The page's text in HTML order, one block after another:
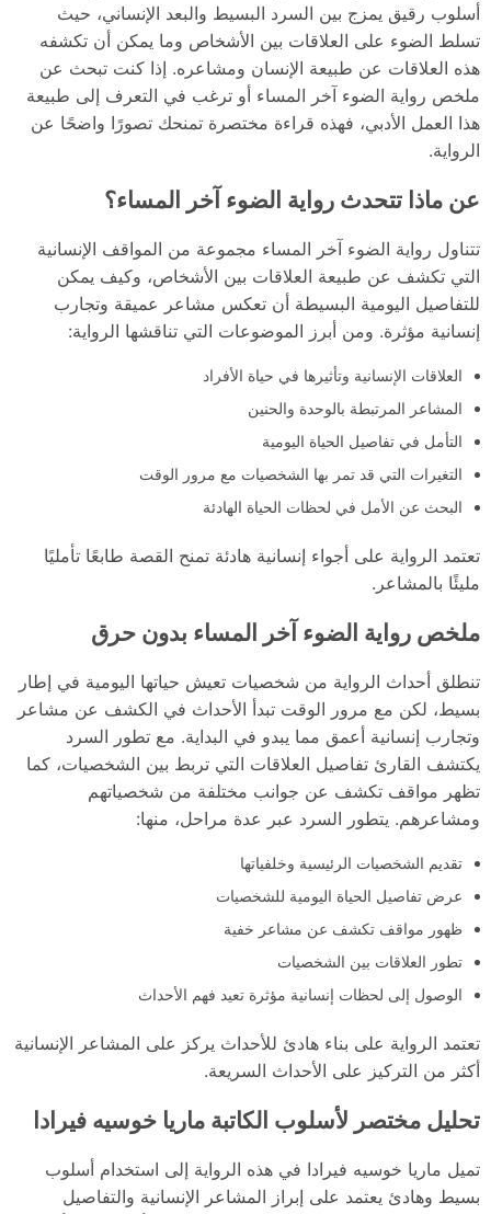
أسلوب رقيق يمزج بين السرد البسيط والبعد الإنساني، حيث
تسلط الضوء على العلاقات بين الأشخاص وما يمكن أن تكشفه
هذه العلاقات عن طبيعة الإنسان ومشاعره. إذا كنت تبحث عن
ملخص رواية الضوء آخر المساء أو ترغب في التعرف إلى طبيعة
هذا العمل الأدبي، فهذه قراءة مختصرة تمنحك تصورًا واضحًا عن
الرواية.
عن ماذا تتحدث رواية الضوء آخر المساء؟
تتناول رواية الضوء آخر المساء مجموعة من المواقف الإنسانية
التي تكشف عن طبيعة العلاقات بين الأشخاص، وكيف يمكن
للتفاصيل اليومية البسيطة أن تعكس مشاعر عميقة وتجارب
إنسانية مؤثرة. ومن أبرز الموضوعات التي تناقشها الرواية:
العلاقات الإنسانية وتأثيرها في حياة الأفراد
المشاعر المرتبطة بالوحدة والحنين
التأمل في تفاصيل الحياة اليومية
التغيرات التي قد تمر بها الشخصيات مع مرور الوقت
البحث عن الأمل في لحظات الحياة الهادئة
تعتمد الرواية على أجواء إنسانية هادئة تمنح القصة طابعًا تأمليًا
مليئًا بالمشاعر.
ملخص رواية الضوء آخر المساء بدون حرق
تنطلق أحداث الرواية من شخصيات تعيش حياتها اليومية في إطار
بسيط، لكن مع مرور الوقت تبدأ الأحداث في الكشف عن مشاعر
وتجارب إنسانية أعمق مما يبدو في البداية. مع تطور السرد
يكتشف القارئ تفاصيل العلاقات التي تربط بين الشخصيات، كما
تظهر مواقف تكشف عن جوانب مختلفة من شخصياتهم
ومشاعرهم. يتطور السرد عبر عدة مراحل، منها:
تقديم الشخصيات الرئيسية وخلفياتها
عرض تفاصيل الحياة اليومية للشخصيات
ظهور مواقف تكشف عن مشاعر خفية
تطور العلاقات بين الشخصيات
الوصول إلى لحظات إنسانية مؤثرة تعيد فهم الأحداث
تعتمد الرواية على بناء هادئ للأحداث يركز على المشاعر الإنسانية
أكثر من التركيز على الأحداث السريعة.
تحليل مختصر لأسلوب الكاتبة ماريا خوسيه فيرادا
تميل ماريا خوسيه فيرادا في هذه الرواية إلى استخدام أسلوب
بسيط وهادئ يعتمد على إبراز المشاعر الإنسانية والتفاصيل